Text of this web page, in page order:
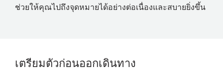
ช่วยให้คุณไปถึงจุดหมายได้อย่างต่อเนื่องและสบายยิ่งขึ้น
เตรียมตัวก่อนออกเดินทาง